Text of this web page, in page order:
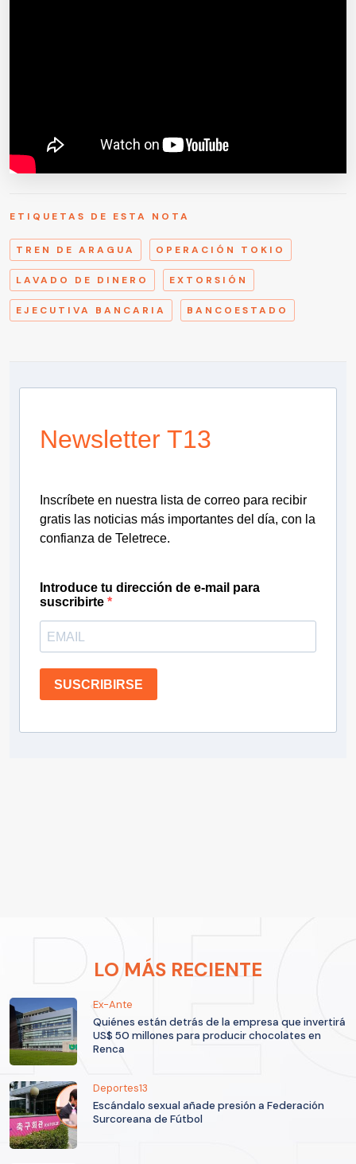
ETIQUETAS DE ESTA NOTA
TREN DE ARAGUA OPERACIÓN TOKIO
LAVADO DE DINERO EXTORSIÓN
EJECUTIVA BANCARIA BANCOESTADO
Newsletter T13
Inscríbete en nuestra lista de correo para recibir
gratis las noticias más importantes del día, con la
confianza de Teletrece.
Introduce tu dirección de e-mail para
suscribirte
SUSCRIBIRSE
LO MÁS RECIENTE
Ex-Ante
Quiénes están detrás de la empresa que invertirá
US$ 50 millones para producir chocolates en
Renca
Deportes13
Escándalo sexual añade presión a Federación
Surcoreana de Fútbol